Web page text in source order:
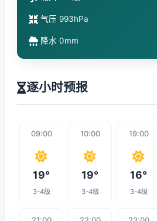
气压 993hPa
降水 0mm
逐小时预报
09:00
19°
3-4级
10:00
19°
3-4级
19:00
16°
3-4级